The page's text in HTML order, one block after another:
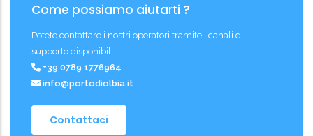
Come possiamo aiutarti ?
Potete contattare i nostri operatori tramite i canali di
supporto disponibili:
+39 0789 1776964
info@portodiolbia.it
Contattaci